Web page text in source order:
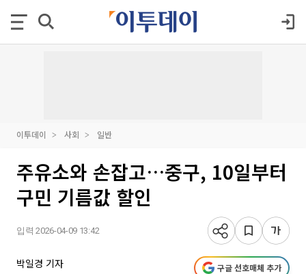
이투데이 사회 일반
주유소와 손잡고…중구, 10일부터
구민 기름값 할인
입력 2026-04-09 13:42
박일경 기자 구글 선호매체 추가